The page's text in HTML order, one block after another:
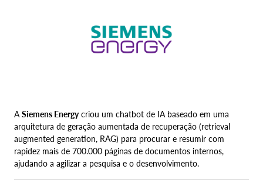
ASiemens Energycriou um chatbot de IA baseado em uma
arquitetura de geração aumentada de recuperação (retrieval
augmented generation, RAG) para procurar e resumir com
rapidez mais de 700.000 páginas de documentos internos,
ajudando a agilizar a pesquisa e o desenvolvimento.